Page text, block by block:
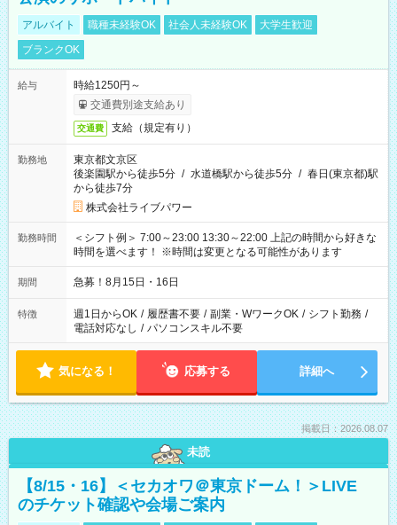
アルバイト 職種未経験OK 社会人未経験OK
大学生歓迎
ブランクOK
給与
時給1250円～
交通費別途支給あり
交通費 支給（規定有り）
勤務地
東京都文京区
後楽園駅から徒歩5分 / 水道橋駅から徒歩5分 / 春日(東京都)駅
から徒歩7分
株式会社ライブパワー
勤務時間
＜シフト例＞ 7:00～23:00 13:30～22:00 上記の時間から好きな
時間を選べます！ ※時間は変更となる可能性があります
期間 急募！8月15日・16日
特徴 週1日からOK / 履歴書不要 / 副業・WワークOK / シフト勤務 /
電話対応なし / パソコンスキル不要
気になる！ 応募する 詳細へ
掲載日：2026.08.07
未読
【8/15・16】＜セカオワ＠東京ドーム！＞LIVE
のチケット確認や会場ご案内